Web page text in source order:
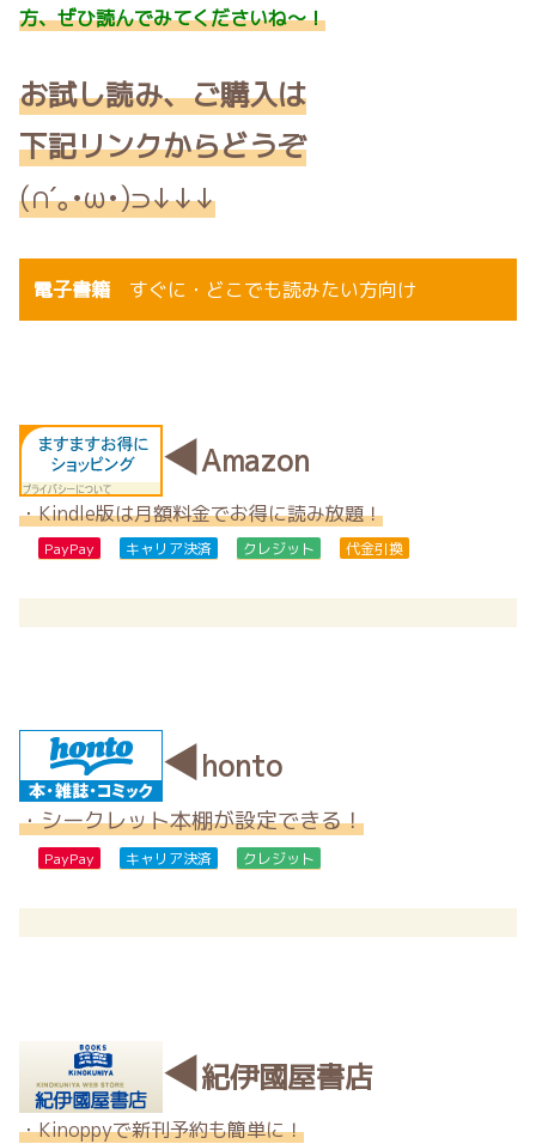
方、ぜひ読んでみてくださいね～！
お試し読み、ご購入は
下記リンクからどうぞ
(∩´｡•ω•)⊃↓↓↓
電子書籍 すぐに・どこでも読みたい方向け
◀Amazon
・Kindle版は月額料金でお得に読み放題！
PayPay キャリア決済 クレジット 代金引換
◀honto
・シークレット本棚が設定できる！
PayPay キャリア決済 クレジット
◀紀伊國屋書店
・Kinoppyで新刊予約も簡単に！